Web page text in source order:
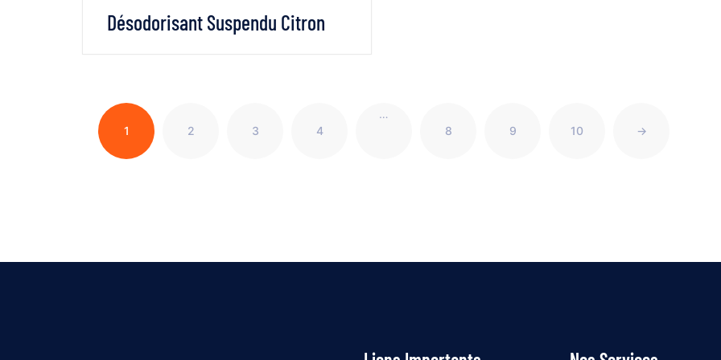
Désodorisant Suspendu Citron
1 2 3 4
…
8
9 10 →